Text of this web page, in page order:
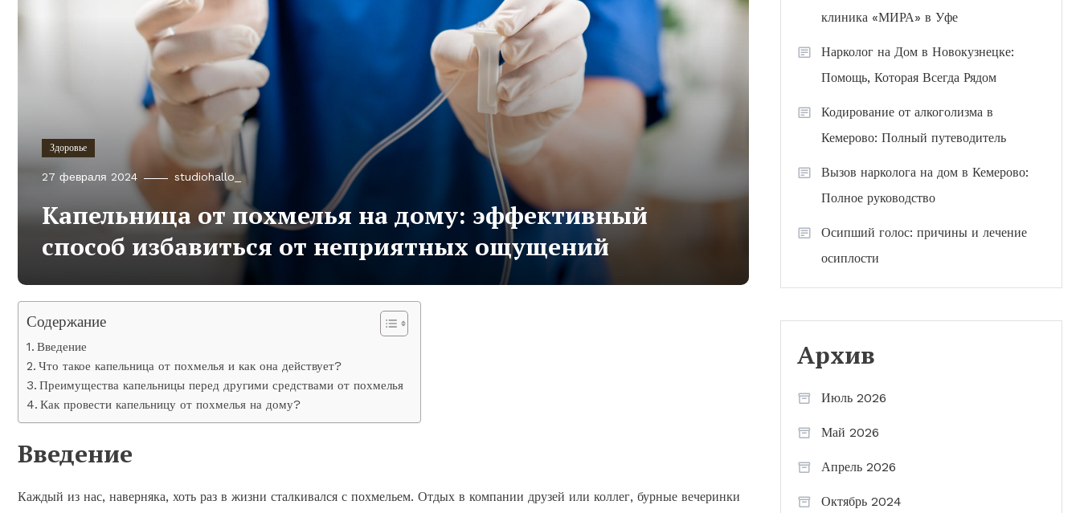
Здоровье
27 февраля 2024 studiohallo_
Капельница от похмелья на дому: эффективный
способ избавиться от неприятных ощущений
Содержание
Введение
Что такое капельница от похмелья и как она действует?
Преимущества капельницы перед другими средствами от похмелья
Как провести капельницу от похмелья на дому?
Введение
Каждый из нас, наверняка, хоть раз в жизни сталкивался с похмельем. Отдых в компании друзей или коллег, бурные вечеринки
клиника «МИРА» в Уфе
Нарколог на Дом в Новокузнецке:
Помощь, Которая Всегда Рядом
Кодирование от алкоголизма в
Кемерово: Полный путеводитель
Вызов нарколога на дом в Кемерово:
Полное руководство
Осипший голос: причины и лечение
осиплости
Архив
Июль 2026
Май 2026
Апрель 2026
Октябрь 2024